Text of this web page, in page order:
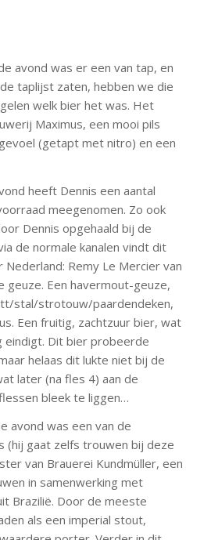
avond was er een van tap, en
taplijst zaten, hebben we die
welk bier het was. Het
Maximus, een mooi pils
(getapt met nitro) en een
heeft Dennis een aantal
meegenomen. Zo ook
Dennis opgehaald bij de
de normale kanalen vindt dit
Nederland: Remy Le Mercier van
geuze. Een havermout-geuze,
stal/strotouw/paardendeken,
Een fruitig, zachtzuur bier, wat
eindigt. Dit bier probeerde
helaas dit lukte niet bij de
later (na fles 4) aan de
bleek te liggen…
avond was een van de
(hij gaat zelfs trouwen bij deze
van Brauerei Kundmüller, een
in samenwerking met
Brazilië. Door de meeste
als een imperial stout,